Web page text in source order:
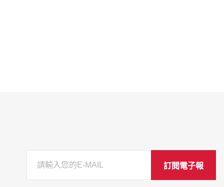
訂閱電子報